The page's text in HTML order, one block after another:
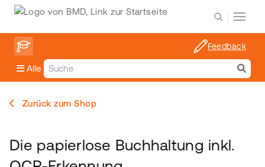
Alle
Feedback
Zurück zum Shop
Die papierlose Buchhaltung inkl.